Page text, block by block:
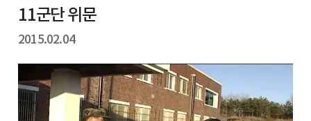
11군단 위문
2015.02.04